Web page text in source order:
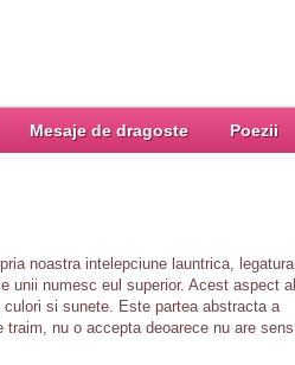
Mesaje de dragoste Poezii
noastra intelepciune launtrica, legatura
unii numesc eul superior. Acest aspect al
si sunete. Este partea abstracta a
nu o accepta deoarece nu are sens